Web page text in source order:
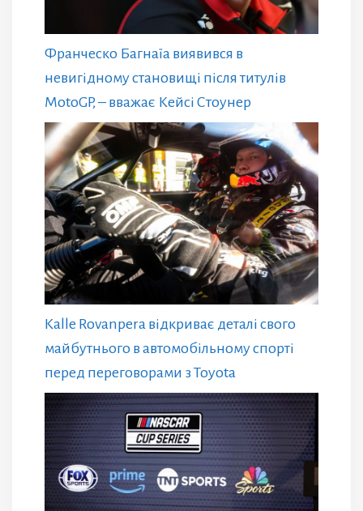
Франческо Багнаїа виявився в
невигідному становищі після титулів
MotoGP, – вважає Кейсі Стоунер
Kalle Rovanpera відкриває деталі свого
майбутнього в автомобільному спорті
перед переговорами з Toyota